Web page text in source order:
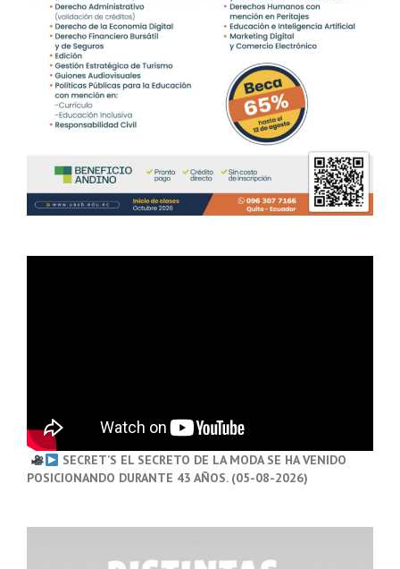
SECRET’S EL SECRETO DE LA MODA SE HA VENIDO
POSICIONANDO DURANTE 43 AÑOS. (05-08-2026)